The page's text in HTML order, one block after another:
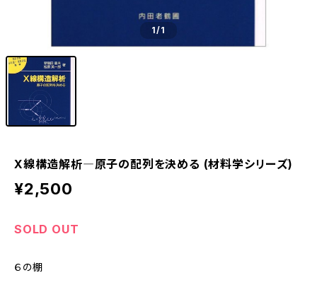
1/1
X線構造解析―原子の配列を決める (材料学シリーズ)
¥2,500
SOLD OUT
６の棚